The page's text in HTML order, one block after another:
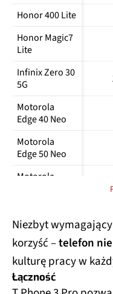
Galaxy A36
T Phone 2 Pro
T Phone 3 Pro
T Tablet 2
Xiaomi Redmi
Note 13 Pro+
5G
Honor 400 Lite
Honor Magic7
Lite
Infinix Zero 30
5G
Motorola
Edge 40 Neo
Motorola
Edge 50 Neo
Motorola
Moto G84 5G
Motorola
ThinkPhone25
Nothing
Niezbyt
korzyść –telefon
kulturę pracy w
Łączność